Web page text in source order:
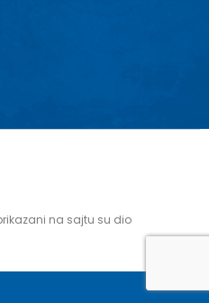
na sajtu su dio